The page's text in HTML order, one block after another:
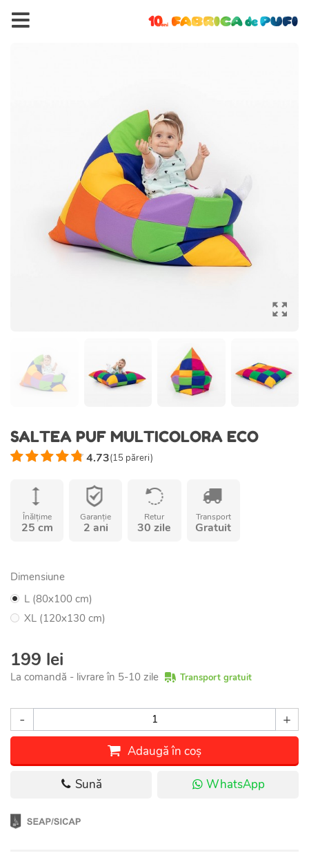
SALTEA PUF MULTICOLORA ECO
4.73(15 păreri)
Înălțime
25 cm
Garanție
2 ani
Retur
30 zile
Transport
Gratuit
Dimensiune
L (80x100 cm)
XL (120x130 cm)
199 lei
La comandă - livrare în 5-10 zile Transport gratuit
- +
Adaugă în coș
Sună
WhatsApp